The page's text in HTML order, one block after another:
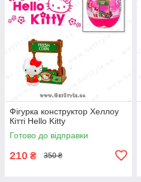
Фігурка конструктор Хеллоу
Кітті Hello Kitty
Готово до відправки
210 ₴ 350 ₴